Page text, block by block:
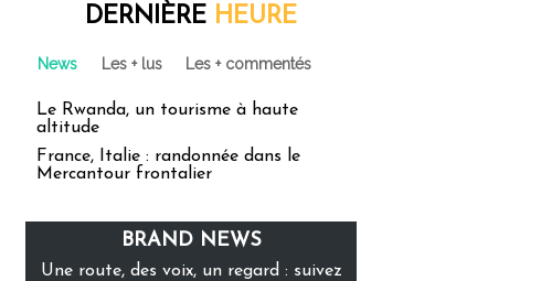
DERNIÈRE HEURE
News Les + lus Les + commentés
Le Rwanda, un tourisme à haute
altitude
France, Italie : randonnée dans le
Mercantour frontalier
BRAND NEWS
Une route, des voix, un regard : suivez